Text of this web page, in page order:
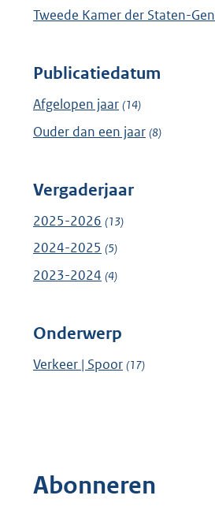
Tweede Kamer der Staten-
Publicatiedatum
Afgelopen jaar (14)
Ouder dan een jaar (8)
Vergaderjaar
2025-2026 (13)
2024-2025 (5)
2023-2024 (4)
Onderwerp
Verkeer | Spoor (17)
Abonneren